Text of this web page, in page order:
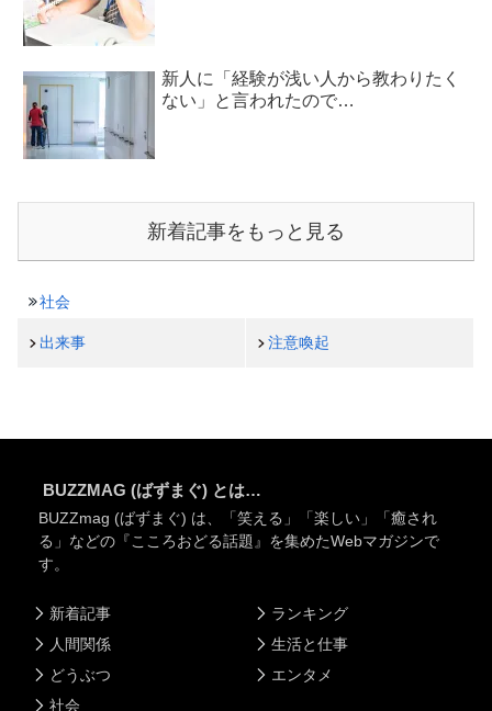
新人に「経験が浅い人から教わりたく
ない」と言われたので…
新着記事をもっと見る
社会
出来事 注意喚起
BUZZMAG (ばずまぐ) とは…
BUZZmag (ばずまぐ) は、「笑える」「楽しい」「癒され
る」などの『こころおどる話題』を集めたWebマガジンで
す。
新着記事
人間関係
どうぶつ
社会
ランキング
生活と仕事
エンタメ